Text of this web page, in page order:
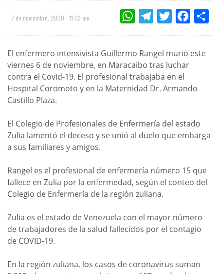
7 de noviembre, 2020 - 11:03 am WHATSAPPTELEGRAMTWITTER
El enfermero intensivista Guillermo Rangel murió este
viernes 6 de noviembre, en Maracaibo tras luchar
contra el Covid-19. El profesional trabajaba en el
Hospital Coromoto y en la Maternidad Dr. Armando
Castillo Plaza.
El Colegio de Profesionales de Enfermería del estado
Zulia lamentó el deceso y se unió al duelo que embarga
a sus familiares y amigos.
Rangel es el profesional de enfermería número 15 que
fallece en Zulia por la enfermedad, según el conteo del
Colegio de Enfermería de la región zuliana.
Zulia es el estado de Venezuela con el mayor número
de trabajadores de la salud fallecidos por el contagio
de COVID-19.
En la región zuliana, los casos de coronavirus suman